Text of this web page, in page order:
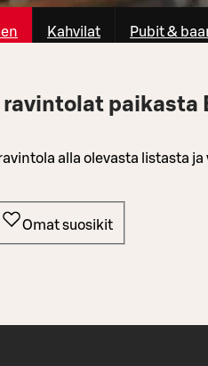
Kahvilat Pubit &
ravintolat paikasta
alla olevasta listasta ja
Omat suosikit